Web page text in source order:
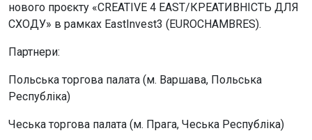
нового проєкту «CREATIVE 4 EAST/КРЕАТИВНІСТЬ ДЛЯ
СХОДУ» в рамках EastInvest3 (EUROCHAMBRES).
Партнери:
Польська торгова палата (м. Варшава, Польська
Республіка)
Чеська торгова палата (м. Прага, Чеська Республіка)